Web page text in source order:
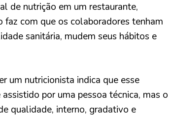
de nutrição em um restaurante,
com que os colaboradores tenham
sanitária, mudem seus hábitos e
um nutricionista indica que esse
por uma pessoa técnica, mas o
qualidade, interno, gradativo e